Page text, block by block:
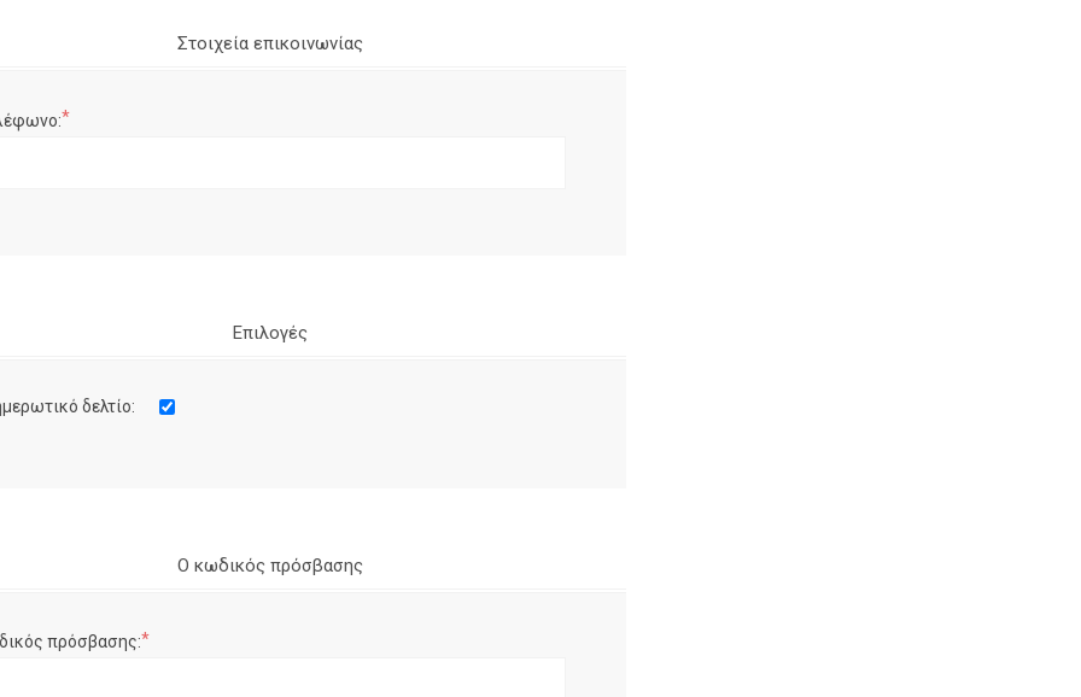
Στοιχεία επικοινωνίας
*
Επιλογές
δελτίο:
Ο κωδικός πρόσβασης
πρόσβασης:*